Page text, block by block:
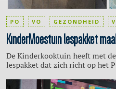
KinderMoestuin lespakket
De Kinderkooktuin heeft met
lespakket dat zich richt op het
plantjes, oogsten en koken
PO VO GEZONDHEID